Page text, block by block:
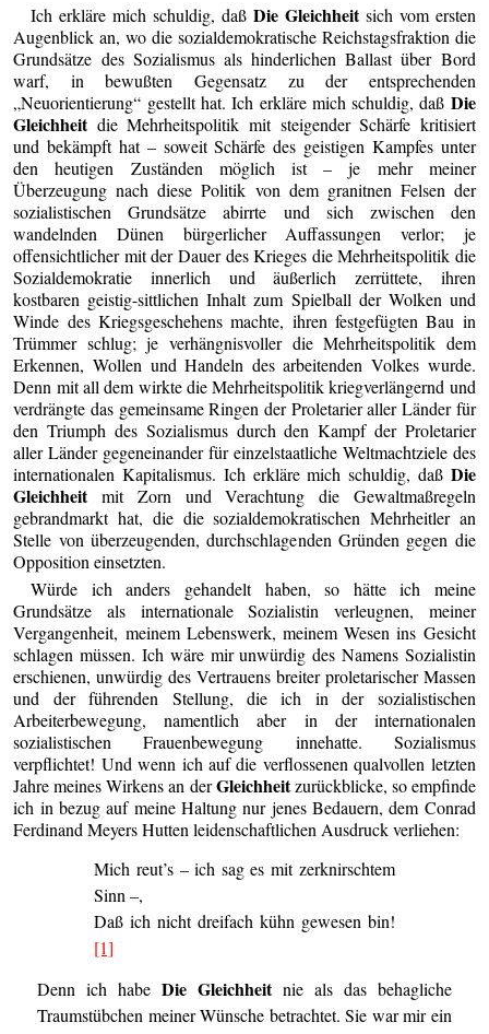
Ich erkläre mich schuldig, daß Die Gleichheitsich vom ersten
Augenblick an, wo die sozialdemokratische Reichstagsfraktion die
Grundsätze des Sozialismus als hinderlichen Ballast über Bord
warf, in bewußten Gegensatz zu der entsprechenden
„Neuorientierung“ gestellt hat. Ich erkläre mich schuldig, daß Die
Gleichheitdie Mehrheitspolitik mit steigender Schärfe kritisiert
und bekämpft hat – soweit Schärfe des geistigen Kampfes unter
den heutigen Zuständen möglich ist – je mehr meiner
Überzeugung nach diese Politik von dem granitnen Felsen der
sozialistischen Grundsätze abirrte und sich zwischen den
wandelnden Dünen bürgerlicher Auffassungen verlor; je
offensichtlicher mit der Dauer des Krieges die Mehrheitspolitik die
Sozialdemokratie innerlich und äußerlich zerrüttete, ihren
kostbaren geistig-sittlichen Inhalt zum Spielball der Wolken und
Winde des Kriegsgeschehens machte, ihren festgefügten Bau in
Trümmer schlug; je verhängnisvoller die Mehrheitspolitik dem
Erkennen, Wollen und Handeln des arbeitenden Volkes wurde.
Denn mit all dem wirkte die Mehrheitspolitik kriegverlängernd und
verdrängte das gemeinsame Ringen der Proletarier aller Länder für
den Triumph des Sozialismus durch den Kampf der Proletarier
aller Länder gegeneinander für einzelstaatliche Weltmachtziele des
internationalen Kapitalismus. Ich erkläre mich schuldig, daß Die
Gleichheitmit Zorn und Verachtung die Gewaltmaßregeln
gebrandmarkt hat, die die sozialdemokratischen Mehrheitler an
Stelle von überzeugenden, durchschlagenden Gründen gegen die
Opposition einsetzten.
Würde ich anders gehandelt haben, so hätte ich meine
Grundsätze als internationale Sozialistin verleugnen, meiner
Vergangenheit, meinem Lebenswerk, meinem Wesen ins Gesicht
schlagen müssen. Ich wäre mir unwürdig des Namens Sozialistin
erschienen, unwürdig des Vertrauens breiter proletarischer Massen
und der führenden Stellung, die ich in der sozialistischen
Arbeiterbewegung, namentlich aber in der internationalen
sozialistischen Frauenbewegung innehatte. Sozialismus
verpflichtet! Und wenn ich auf die verflossenen qualvollen letzten
Jahre meines Wirkens an derGleichheitzurückblicke, so empfinde
ich in bezug auf meine Haltung nur jenes Bedauern, dem Conrad
Ferdinand Meyers Hutten leidenschaftlichen Ausdruck verliehen:
Mich reut’s – ich sag es mit zerknirschtem
Sinn –,
Daß ich nicht dreifach kühn gewesen bin!
[1]
Denn ich habe Die Gleichheitnie als das behagliche
Traumstübchen meiner Wünsche betrachtet. Sie war mir ein